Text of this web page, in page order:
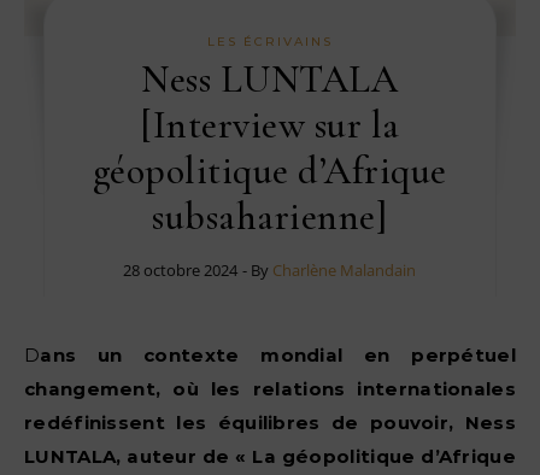
LES ÉCRIVAINS
Ness LUNTALA
[Interview sur la
géopolitique d’Afrique
subsaharienne]
28 octobre 2024 - By Charlène Malandain
Dans un contexte mondial en perpétuel
changement, où les relations internationales
redéfinissent les équilibres de pouvoir, Ness
LUNTALA, auteur de « La géopolitique d’Afrique